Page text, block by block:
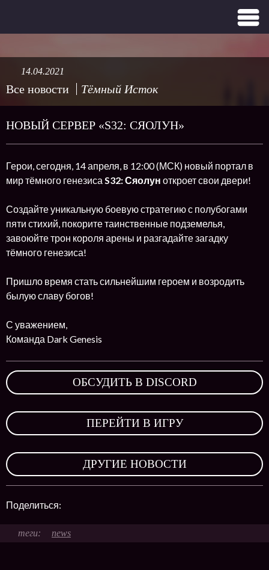
Все новости Тёмный Исток
14.04.2021
НОВЫЙ СЕРВЕР «S32: СЯОЛУН»
Герои, сегодня, 14 апреля, в 12:00 (МСК) новый портал в
мир тёмного генезиса S32: Сяолун откроет свои двери!
Создайте уникальную боевую стратегию с полубогами
пяти стихий, покорите таинственные подземелья,
завоюйте трон короля арены и разгадайте загадку
тёмного генезиса!
Пришло время стать сильнейшим героем и возродить
былую славу богов!
С уважением,
Команда Dark Genesis
ОБСУДИТЬ В DISCORD
ПЕРЕЙТИ В ИГРУ
ДРУГИЕ НОВОСТИ
Поделиться:
news